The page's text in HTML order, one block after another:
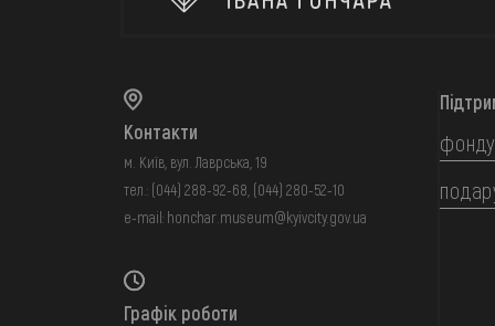
Контакти
м. Київ, вул. Лаврська, 19
тел.: (044) 288-92-68 (044) 280-52-10
e-mail: honchar.museum@kyivcity.gov.ua
Графік роботи